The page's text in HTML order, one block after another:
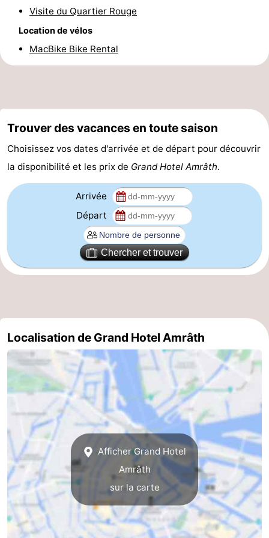
Canaux
Coffeeshops
rouge
Histoire
Ville
Places
centre
jardins
de
ville
Environs
Hollande
du
Nord
-
Hollande
du
Sud
Pratiques
Forum
Transports
commun
Route
Gare
Centrale
Schiphol
Eindhoven
Stationnement
Visite du Quartier Rouge
Location de vélos
MacBike Bike Rental
Trouver des vacances en toute saison
Choisissez vos dates d'arrivée et de départ pour découvrir
la disponibilité et les prix de Grand Hotel Amrâth.
Arrivée
Départ
Chercher et trouver
Localisation de Grand Hotel Amrâth
Afficher Grand Hotel
Amrâth
sur la carte